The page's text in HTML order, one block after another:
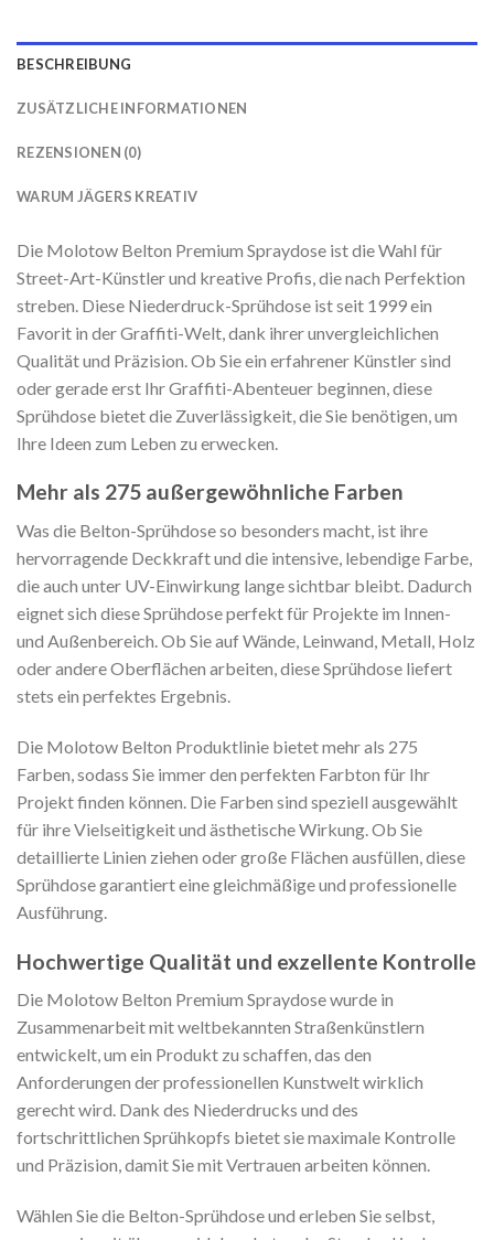
BESCHREIBUNG
ZUSÄTZLICHE INFORMATIONEN
REZENSIONEN (0)
WARUM JÄGERS KREATIV
Die Molotow Belton Premium Spraydose ist die Wahl für
Street-Art-Künstler und kreative Profis, die nach Perfektion
streben. Diese Niederdruck-Sprühdose ist seit 1999 ein
Favorit in der Graffiti-Welt, dank ihrer unvergleichlichen
Qualität und Präzision. Ob Sie ein erfahrener Künstler sind
oder gerade erst Ihr Graffiti-Abenteuer beginnen, diese
Sprühdose bietet die Zuverlässigkeit, die Sie benötigen, um
Ihre Ideen zum Leben zu erwecken.
Mehr als 275 außergewöhnliche Farben
Was die Belton-Sprühdose so besonders macht, ist ihre
hervorragende Deckkraft und die intensive, lebendige Farbe,
die auch unter UV-Einwirkung lange sichtbar bleibt. Dadurch
eignet sich diese Sprühdose perfekt für Projekte im Innen-
und Außenbereich. Ob Sie auf Wände, Leinwand, Metall, Holz
oder andere Oberflächen arbeiten, diese Sprühdose liefert
stets ein perfektes Ergebnis.
Die Molotow Belton Produktlinie bietet mehr als 275
Farben, sodass Sie immer den perfekten Farbton für Ihr
Projekt finden können. Die Farben sind speziell ausgewählt
für ihre Vielseitigkeit und ästhetische Wirkung. Ob Sie
detaillierte Linien ziehen oder große Flächen ausfüllen, diese
Sprühdose garantiert eine gleichmäßige und professionelle
Ausführung.
Hochwertige Qualität und exzellente Kontrolle
Die Molotow Belton Premium Spraydose wurde in
Zusammenarbeit mit weltbekannten Straßenkünstlern
entwickelt, um ein Produkt zu schaffen, das den
Anforderungen der professionellen Kunstwelt wirklich
gerecht wird. Dank des Niederdrucks und des
fortschrittlichen Sprühkopfs bietet sie maximale Kontrolle
und Präzision, damit Sie mit Vertrauen arbeiten können.
Wählen Sie die Belton-Sprühdose und erleben Sie selbst,